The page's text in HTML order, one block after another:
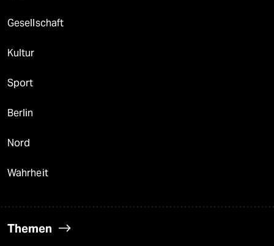
Gesellschaft
Kultur
Sport
Berlin
Nord
Wahrheit
Themen